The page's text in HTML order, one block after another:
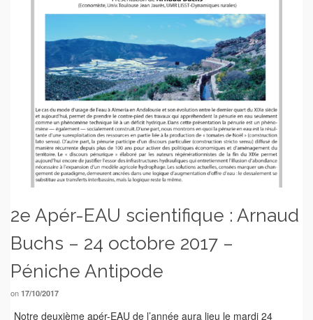
2e Apér-EAU scientifique : Arnaud
Buchs – 24 octobre 2017 –
Péniche Antipode
on 17/10/2017
Notre deuxième apér-EAU de l’année aura lieu le mardi 24